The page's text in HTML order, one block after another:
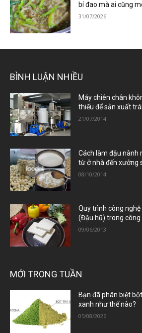
bí đao mà ai cũng
31/07/2026
BÌNH LUẬN NHIỀU
Máy chiên chân
thiếu để sản xuất
21/07/2014
Cách làm đậu nành
từ ở nhà đến xưởng
08/10/2014
Quy trình công
(Đậu hũ) trong
09/06/2013
MỚI TRONG TUẦN
Bạn đã phân biệt
xanh như thế nào?
05/08/2026